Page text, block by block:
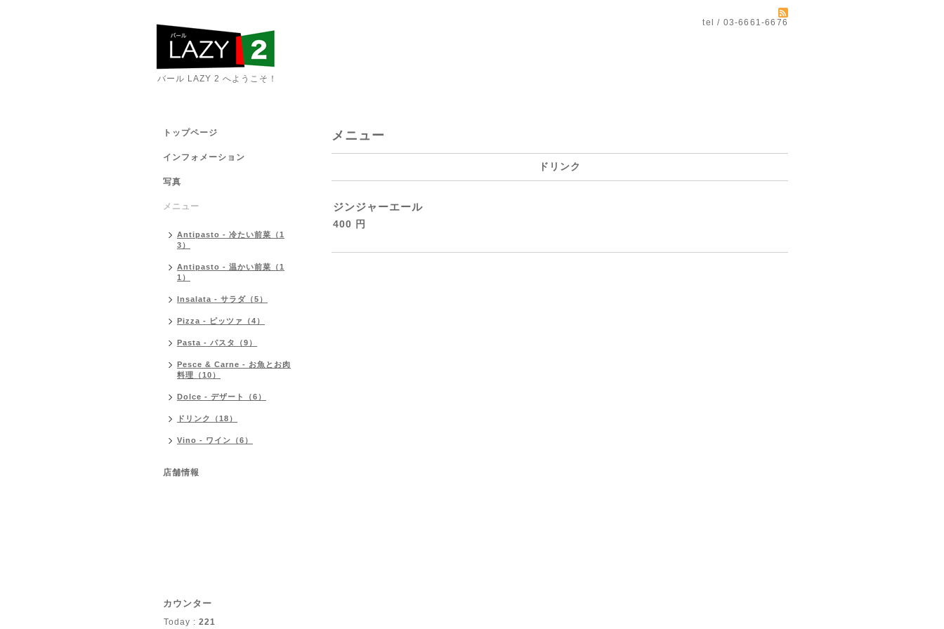
tel / 03-6661-6676
バール LAZY 2 へようこそ！
メニュー
ドリンク
ジンジャーエール
400 円
トップページ
インフォメーション
写真
メニュー
Antipasto - 冷たい前菜（1
3）
Antipasto - 温かい前菜（1
1）
Insalata - サラダ（5）
Pizza - ピッツァ（4）
Pasta - パスタ（9）
Pesce & Carne - お魚とお肉
料理（10）
Dolce - デザート（6）
ドリンク（18）
Vino - ワイン（6）
店舗情報
カウンター
Today : 221